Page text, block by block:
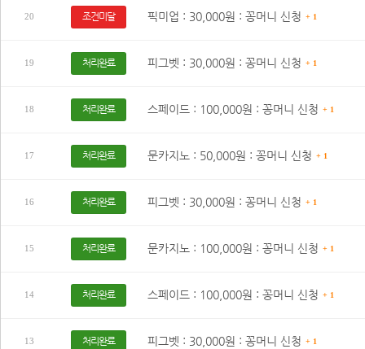
20 조건미달 픽미업 : 30,000원 : 꽁머니 신청 + 1
19 처리완료 피그벳 : 30,000원 : 꽁머니 신청 + 1
18 처리완료 스페이드 : 100,000원 : 꽁머니 신청 + 1
17 처리완료 문카지노 : 50,000원 : 꽁머니 신청 + 1
16 처리완료 피그벳 : 30,000원 : 꽁머니 신청 + 1
15 처리완료 문카지노 : 100,000원 : 꽁머니 신청 + 1
14 처리완료 스페이드 : 100,000원 : 꽁머니 신청 + 1
13 처리완료 피그벳 : 30,000원 : 꽁머니 신청 + 1